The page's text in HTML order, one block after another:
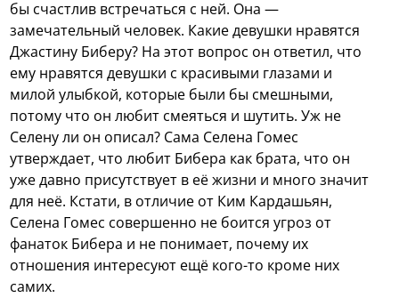
бы счастлив встречаться с ней. Она —
замечательный человек. Какие девушки нравятся
Джастину Биберу? На этот вопрос он ответил, что
ему нравятся девушки с красивыми глазами и
милой улыбкой, которые были бы смешными,
потому что он любит смеяться и шутить. Уж не
Селену ли он описал? Сама Селена Гомес
утверждает, что любит Бибера как брата, что он
уже давно присутствует в её жизни и много значит
для неё. Кстати, в отличие от Ким Кардашьян,
Селена Гомес совершенно не боится угроз от
фанаток Бибера и не понимает, почему их
отношения интересуют ещё кого-то кроме них
самих.